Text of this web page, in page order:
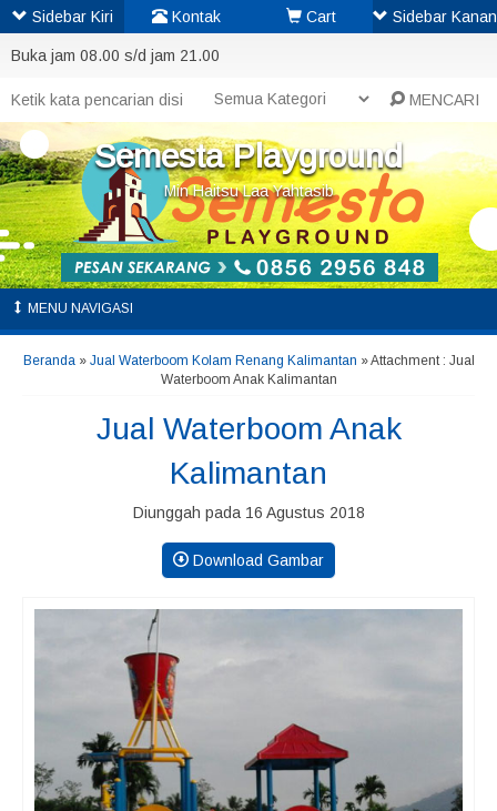
Buka jam 08.00 s/d jam 21.00
MENCARI
Semesta Playground
Min Haitsu Laa Yahtasib
MENU NAVIGASI
Beranda» Jual Waterboom Kolam Renang Kalimantan » Attachment : Jual
Waterboom Anak Kalimantan
Jual Waterboom Anak
Kalimantan
Diunggah pada 16 Agustus 2018
Download Gambar
Sidebar Kiri Kontak Cart Sidebar Kanan